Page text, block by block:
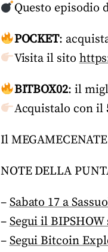
Questo episodio
POCKET:
Visita il sito
BITBOX02: il
Acquistalo con il
Il
NOTE DELLA
–Sabato 17 a
–Segui il
–Segui Bitcoin